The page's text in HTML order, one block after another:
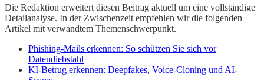
Die Redaktion erweitert diesen Beitrag aktuell um eine vollständige
Detailanalyse. In der Zwischenzeit empfehlen wir die folgenden
Artikel mit verwandtem Themenschwerpunkt.
Phishing-Mails erkennen: So schützen Sie sich vor
Datendiebstahl
KI-Betrug erkennen: Deepfakes, Voice-Cloning und AI-